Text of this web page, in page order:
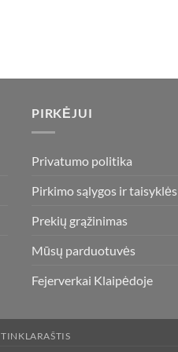
PIRKĖJUI
Privatumo politika
Pirkimo sąlygos ir taisyklės
Prekių grąžinimas
Mūsų parduotuvės
Fejerverkai Klaipėdoje
TINKLARAŠTIS